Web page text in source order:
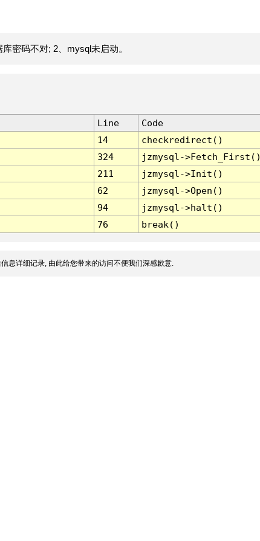
密码不对; 2、mysql未启动。
Line
Code
14
checkredirect()
324
jzmysql-
211
jzmysql->Init()
62
jzmysql->Open()
94
jzmysql->halt()
76 break()
息详细记录, 由此给您带来的访问不便我们深感歉意.